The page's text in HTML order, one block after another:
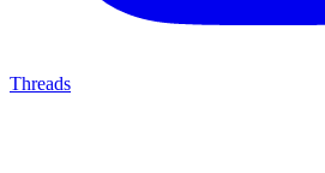
Threads